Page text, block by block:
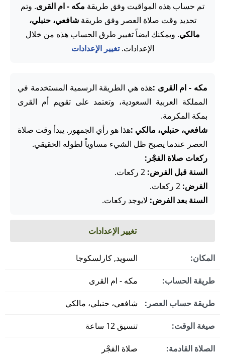
تم حساب هذه المواقيت وفق طريقة مكه - ام القرى. وتم
تحديد وقت صلاة العصر وفق طريقةشافعي، حنبلي،
مالكي. ويمكنك ايضاً تغيير طرق الحساب هذه من خلال
الإعدادات.تغيير الإعدادات
مكه - ام القرى :هذه هي الطريقة الرسمية المستخدمة في
المملكة العربية السعودية، وتعتمد على تقويم أم القرى
بمكة المكرمة.
شافعي، حنبلي، مالكي :هذا هو رأي الجمهور. يبدأ وقت صلاة
العصر عندما يصبح ظل الشيء مساوياً لطوله الحقيقي.
ركعات صلاة الفجْر:
السنة قبل الفرض:
الفرض:
السنة بعد الفرض: لايوجد ركعات.
تغيير الإعدادات
المكان: السويد, كارلسكوجا
طريقة الحساب: مكه - ام القرى
طريقة حساب العصر: شافعي، حنبلي، مالكي
صيغة الوقت: تنسيق 12 ساعة
الصلاة القادمة: صلاة الفجْر